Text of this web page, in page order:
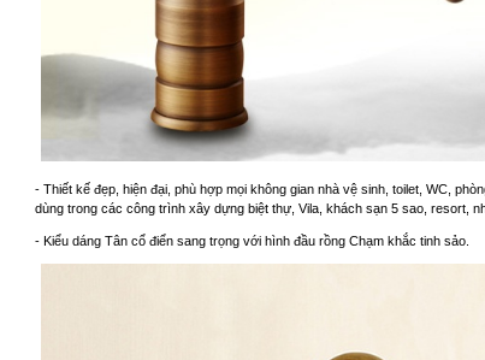
- Thiết kế đẹp, hiện đại, phù hợp mọi không gian nhà vệ sinh, toilet, WC,
dùng trong các công trình xây dựng biệt thự, Vila, khách sạn 5 sao, resort,
- Kiểu dáng Tân cổ điển sang trọng với hình đầu rồng Chạm khắc tinh sảo.